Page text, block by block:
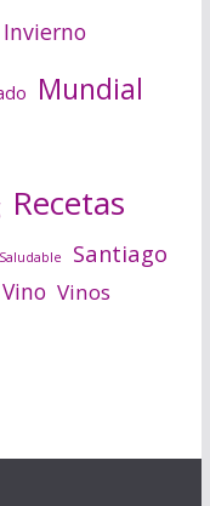
Invierno
Mundial
Recetas
Saludable Santiago
Vino Vinos